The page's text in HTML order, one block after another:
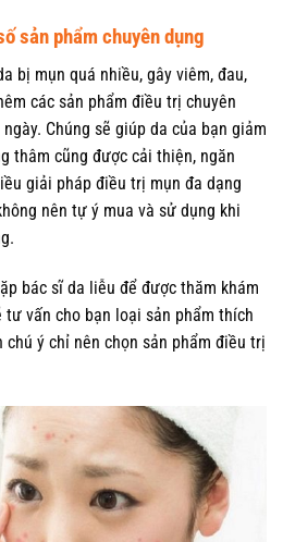
sản phẩm chuyên dụng
bị mụn quá nhiều, gây viêm, đau,
các sản phẩm điều trị chuyên
Chúng sẽ giúp da của bạn giảm
thâm cũng được cải thiện, ngăn
giải pháp điều trị mụn đa dạng
nên tự ý mua và sử dụng khi
bác sĩ da liễu để được thăm khám
tư vấn cho bạn loại sản phẩm thích
chú ý chỉ nên chọn sản phẩm điều trị